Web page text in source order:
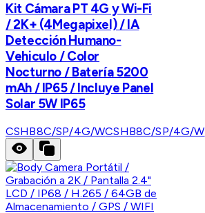
Kit Cámara PT 4G y Wi-Fi
/ 2K+ (4Megapixel) / IA
Detección Humano-
Vehiculo / Color
Nocturno / Batería 5200
mAh / IP65 / Incluye Panel
Solar 5W IP65
CSHB8C/SP/4G/WCSHB8C/SP/4G/W